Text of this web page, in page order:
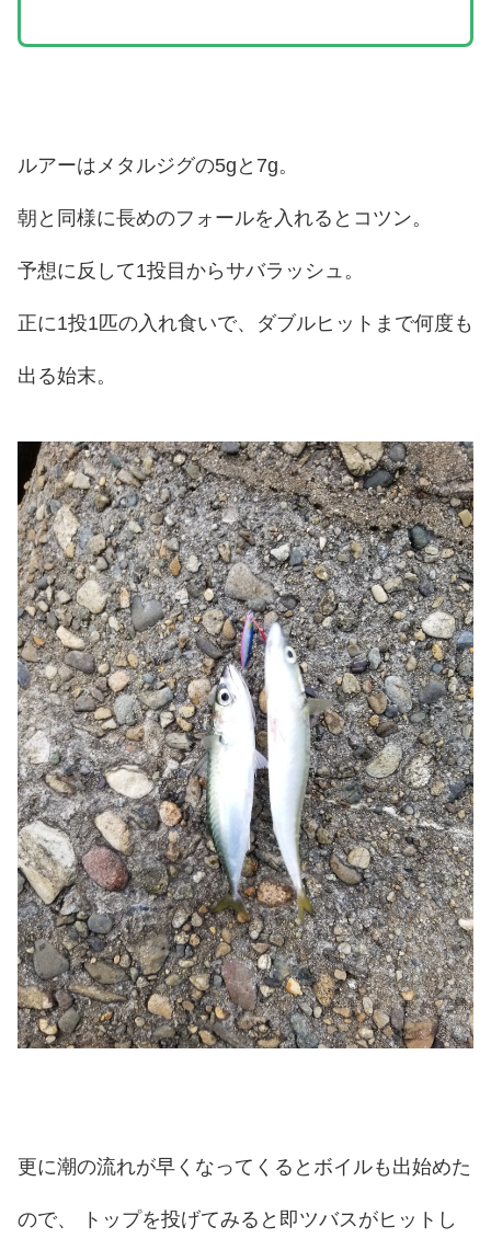
ルアーはメタルジグの5gと7g。
朝と同様に長めのフォールを入れるとコツン。
予想に反して1投目からサバラッシュ。
正に1投1匹の入れ食いで、ダブルヒットまで何度も
出る始末。
更に潮の流れが早くなってくるとボイルも出始めた
ので、 トップを投げてみると即ツバスがヒットし